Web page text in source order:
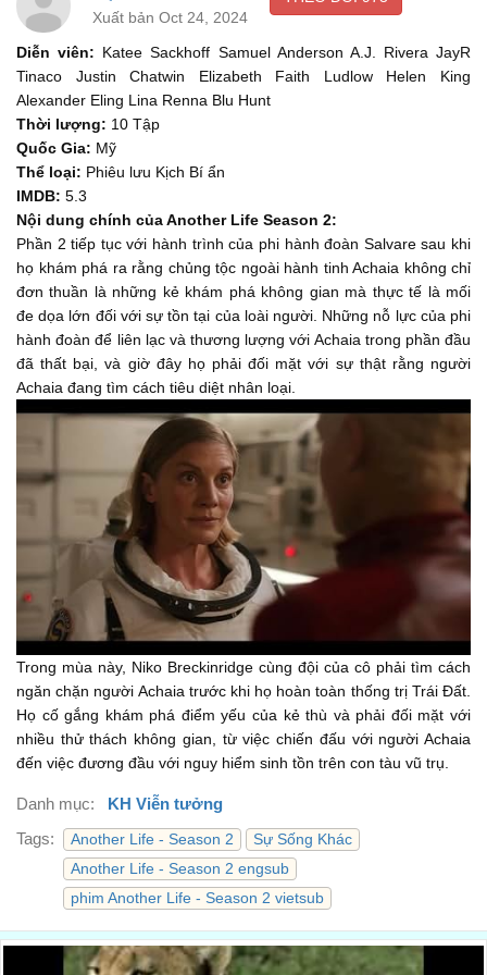
- Cas, Beauchamp. - Làm ngay.
Beauchamp, now.
Beauchamp, làm ngay.
Our hull has been compromised.
Vỏ tàu đã bị thủng.
The FTL bubble's only at 89%. We can't jump.
Bong bóng FTL chỉ còn 89%. Không thể dịch chuyển.
01:14
The main blast will hit us in five, four, three, two, one.
Vụ nổ chính sẽ tới ta sau năm, bốn, ba, hai, một.
01:18
I've stabilized the Salvare by matchin' speeds with the shock
wave.
Tôi đã ổn định Salvare nhờ khớp tốc độ với sóng xung kích.
Cảm ơn anh.
All right. Everyone, listen up.
Mọi người, nghe này.
01:55
I'm not gonna say that we're safe, but we are stable.
Chưa thể nói là an toàn, nhưng ổn định.
01:57
We've lost hull integrity just outside the observation deck.
Vỏ tàu bị sứt mẻ ngay ngoài đài Quan sát.
01:60
Cas, thank God.
Cas, ơn trời.
I'm okay.
Tôi ổn.
Where the fuck is Beauchamp?
02:06
Zakir has been destroyed.
Xuất bản Oct 24, 2024
Diễn viên: Katee Sackhoff Samuel Anderson A.J. Rivera JayR
Tinaco Justin Chatwin Elizabeth Faith Ludlow Helen King
Alexander Eling Lina Renna Blu Hunt
Thời lượng: 10 Tập
Quốc Gia: Mỹ
Thể loại: Phiêu lưu Kịch Bí ẩn
IMDB: 5.3
Nội dung chính của Another Life Season 2:
Phần 2 tiếp tục với hành trình của phi hành đoàn Salvare sau khi
họ khám phá ra rằng chủng tộc ngoài hành tinh Achaia không chỉ
đơn thuần là những kẻ khám phá không gian mà thực tế là mối
đe dọa lớn đối với sự tồn tại của loài người. Những nỗ lực của phi
hành đoàn để liên lạc và thương lượng với Achaia trong phần đầu
đã thất bại, và giờ đây họ phải đối mặt với sự thật rằng người
Achaia đang tìm cách tiêu diệt nhân loại.
Trong mùa này, Niko Breckinridge cùng đội của cô phải tìm cách
ngăn chặn người Achaia trước khi họ hoàn toàn thống trị Trái Đất.
Họ cố gắng khám phá điểm yếu của kẻ thù và phải đối mặt với
nhiều thử thách không gian, từ việc chiến đấu với người Achaia
đến việc đương đầu với nguy hiểm sinh tồn trên con tàu vũ trụ.
Danh mục:
KH Viễn tưởng
Tags:
Another Life - Season 2
Sự Sống Khác
Another Life - Season 2 engsub
phim Another Life - Season 2 vietsub